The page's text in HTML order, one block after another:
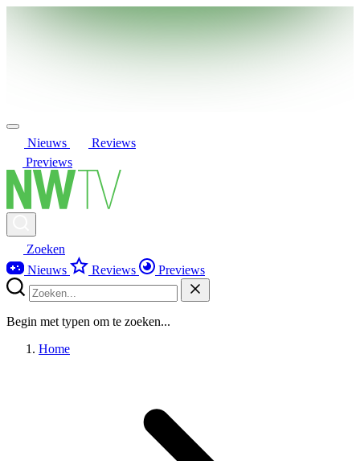
Nieuws
Reviews
Previews
Zoeken
Nieuws
Reviews Previews
Begin met typen om te zoeken...
Home